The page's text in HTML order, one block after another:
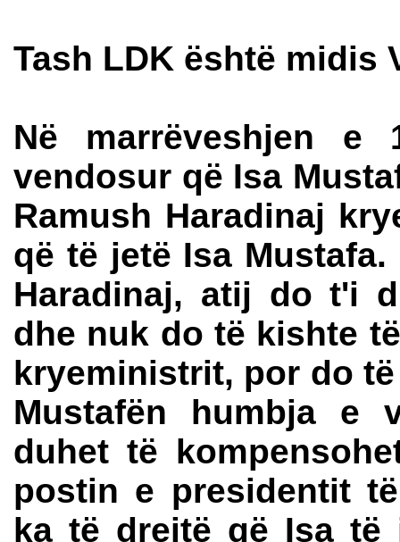
Tash LDK është midis
Në marrëveshjen
vendosur që Isa
Ramush Haradinaj
që të jetë Isa
Haradinaj, atij do t'i
dhe nuk do të kishte
kryeministrit, por do
Mustafën humbja e
duhet të
postin e presidentit
ka të drejtë që Isa të